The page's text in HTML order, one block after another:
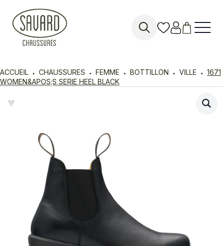
ACCUEIL CHAUSSURES FEMME BOTTILLON VILLE
1671
WOMEN&APOS;S SERIE HEEL BLACK
♥︎